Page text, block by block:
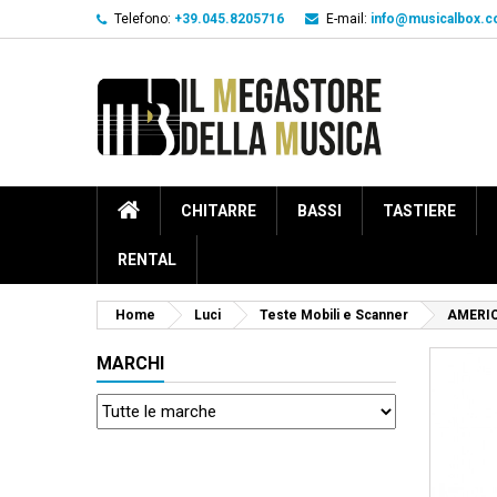
Telefono: +39.045.8205716 E-mail:
CHITARRE BASSI TASTIERE
RENTAL
Home Luci Teste Mobili e Scanner
MARCHI